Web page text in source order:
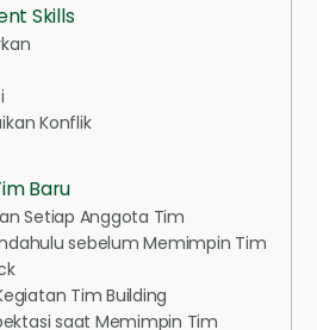
Skills
Konflik
Baru
Setiap Anggota Tim
sebelum Memimpin Tim
Tim Building
saat Memimpin Tim